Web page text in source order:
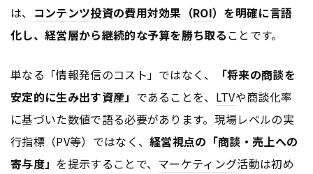
は、 コンテンツ投資の費用対効果（ROI）を明確に言語
化し、経営層から継続的な予算を勝ち取ることです。
単なる「情報発信のコスト」ではなく、
「将来の商談を
安定的に生み出す資産」 であることを、 LTVや商談化率
に基づいた数値で語る必要があります。現場レベルの実
行指標（PV等）ではなく、経営視点の 「商談・売上への
寄与度」 を提示することで、 マーケティング活動は初め